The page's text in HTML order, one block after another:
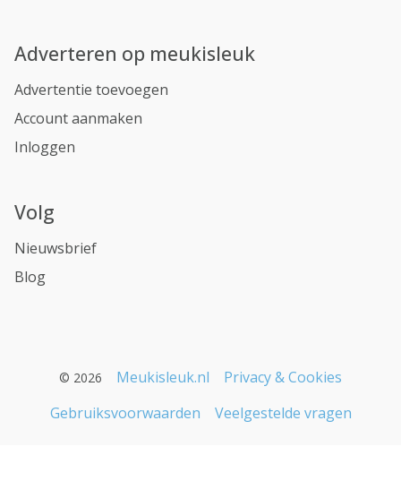
Adverteren op meukisleuk
Advertentie toevoegen
Account aanmaken
Inloggen
Volg
Nieuwsbrief
Blog
© 2026 Meukisleuk.nl
Privacy & Cookies
Gebruiksvoorwaarden
Veelgestelde vragen